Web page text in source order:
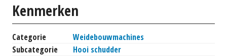
Kenmerken
Categorie
Weidebouwmachines
Subcategorie
Hooi schudder